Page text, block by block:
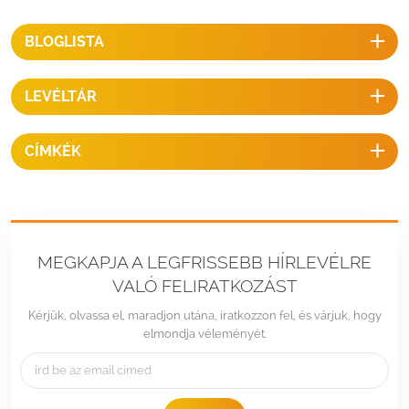
BLOGLISTA
LEVÉLTÁR
CÍMKÉK
MEGKAPJA A LEGFRISSEBB HÍRLEVÉLRE
VALÓ FELIRATKOZÁST
Kérjük, olvassa el, maradjon utána, iratkozzon fel, és várjuk, hogy
elmondja véleményét.